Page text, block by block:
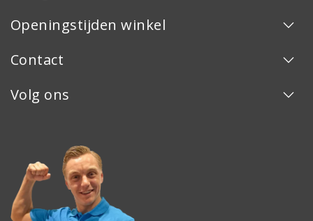
Openingstijden winkel
Contact
Volg ons